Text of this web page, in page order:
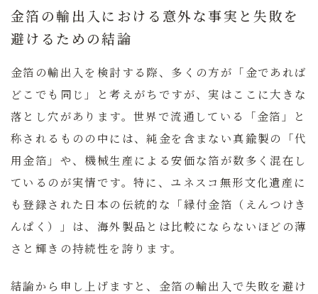
金箔の輸出入における意外な事実と失敗を
避けるための結論
金箔の輸出入を検討する際、多くの方が「金であれば
どこでも同じ」と考えがちですが、実はここに大きな
落とし穴があります。 世界で流通している「金箔」と
称されるものの中には、純金を含まない真鍮製の「代
用金箔」や、機械生産による安価な箔が数多く混在し
ているのが実情です。 特に、ユネスコ無形文化遺産に
も登録された日本の伝統的な「縁付金箔（えんつけき
んぱく）」は、海外製品とは比較にならないほどの薄
さと輝きの持続性を誇ります。
結論から申し上げますと、金箔の輸出入で失敗を避け